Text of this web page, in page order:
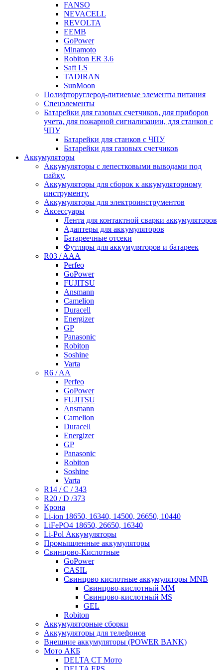
FANSO
NEVACELL
REVOLTA
EEMB
GoPower
Minamoto
Robiton ER 3.6
Saft LS
TADIRAN
SunMoon
Полифторуглерод-литиевые элементы питания
Спецэлементы
Батарейки для газовых счетчиков, для приборов
учета, для пожарной сигнализации, для станков с
ЧПУ
Батарейки для станков с ЧПУ
Батарейки для газовых счетчиков
Аккумуляторы
Аккумуляторы с лепестковыми выводами под
пайку.
Аккумуляторы для сборок к аккумуляторному
инструменту.
Аккумуляторы для электроинструментов
Аксессуары
Лента для контактной сварки аккумуляторов
Адаптеры для аккумуляторов
Батареечные отсеки
Футляры для аккумуляторов и батареек
R03 / AAA
Perfeo
GoPower
FUJITSU
Ansmann
Camelion
Duracell
Energizer
GP
Panasonic
Robiton
Soshine
Varta
R6 / AA
Perfeo
GoPower
FUJITSU
Ansmann
Camelion
Duracell
Energizer
GP
Panasonic
Robiton
Soshine
Varta
R14 / C / 343
R20 / D /373
Крона
Li-ion 18650, 16340, 14500, 26650, 10440
LiFePO4 18650, 26650, 16340
Li-Pol Аккумуляторы
Промышленные аккумуляторы
Свинцово-Кислотные
GoPower
CASIL
Свинцово кислотные аккумуляторы MNB
Cвинцово-кислотный MM
Cвинцово-кислотный MS
GEL
Robiton
Аккумуляторные сборки
Аккумуляторы для телефонов
Внешние аккумуляторы (POWER BANK)
Мото АКБ
DELTA CT Мото